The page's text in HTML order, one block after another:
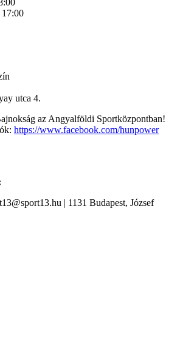
utca 4.
az Angyalföldi Sportközpontban!
https://www.facebook.com/hunpower
| 1131 Budapest, József